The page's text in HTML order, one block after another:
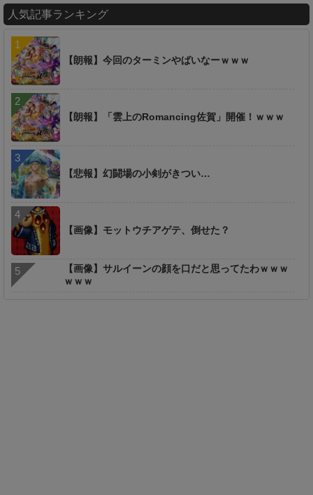
人気記事ランキング
【朗報】今回のターミンやばいなーｗｗｗ
【朗報】「雲上のRomancing佐賀」開催！ｗｗｗ
【悲報】幻闘場の小剣がきつい…
【画像】モットウチアゲテ、倒せた？
【画像】サルイーンの顔を口だと思ってたわｗｗｗ
ｗｗｗ